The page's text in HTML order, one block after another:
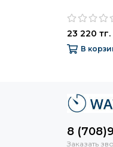
23 220 тг.
В
8
Заказать